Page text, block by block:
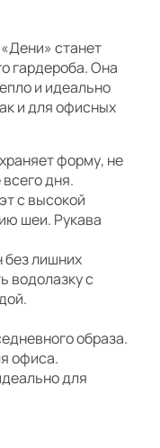
станет
гардероба. Она
и идеально
и для офисных
форму, не
дня.
с высокой
шеи. Рукава
лишних
водолазку с
образа.
офиса.
для